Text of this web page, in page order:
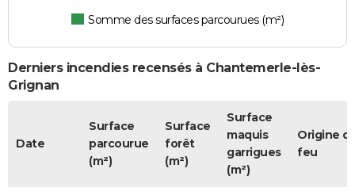
Somme des surfaces parcourues (m²)
Derniers incendies recensés à Chantemerle-lès-
Grignan
Date
Surface
parcourue
(m²)
Surface
forêt
(m²)
Surface
maquis
garrigues
(m²)
Origine
feu